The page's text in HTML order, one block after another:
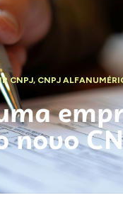
CNPJ, CNPJ
novo